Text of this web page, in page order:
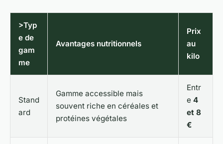
>Typ
e de
gam
me
Avantages nutritionnels
Prix
au
kilo
Stand
ard
Gamme accessible mais
souvent riche en céréales et
protéines végétales
Entr
e 4
et 8
€